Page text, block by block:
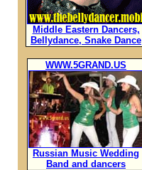
Middle Eastern Dancers,
Bellydance, Snake Dance
WWW.5GRAND.US
Russian Music Wedding
Band and dancers